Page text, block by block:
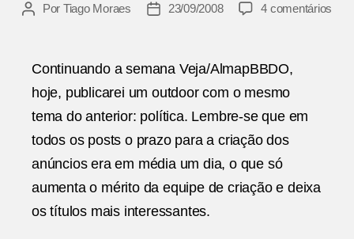
Autor
Por Tiago Moraes
Data23/09/2008 4 comentários
Continuando a semana Veja/AlmapBBDO,
hoje, publicarei um outdoor com o mesmo
tema do anterior: política. Lembre-se que em
todos os posts o prazo para a criação dos
anúncios era em média um dia, o que só
aumenta o mérito da equipe de criação e deixa
os títulos mais interessantes.